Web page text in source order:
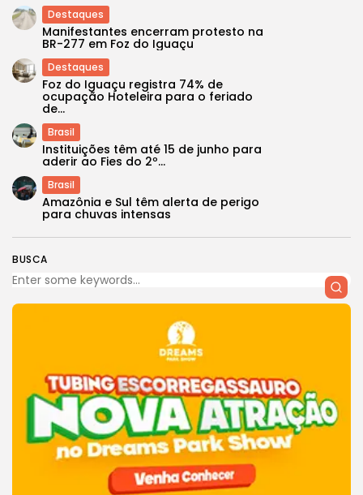
BUSCA
Destaques
Manifestantes encerram protesto na
BR-277 em Foz do Iguaçu
Destaques
Foz do Iguaçu registra 74% de
ocupação Hoteleira para o feriado
de...
Brasil
Instituições têm até 15 de junho para
aderir ao Fies do 2º...
Brasil
Amazônia e Sul têm alerta de perigo
para chuvas intensas